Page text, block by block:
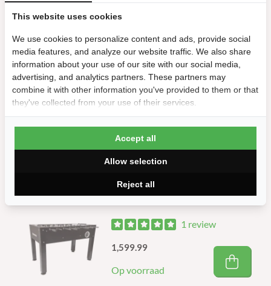
1,499.99
Voetbaltafel High TacTic
Dome (Geschikt voor
Cashless)
Op voorraad
1,799.99
Voetbaltafel King Pro NTVB
1 review
Op voorraad
1,599.99
This website uses cookies
We use cookies to personalize content and ads, provide social
media features, and analyze our website traffic. We also share
information about your use of our site with our social media,
advertising, and analytics partners. These partners may
combine it with other information you've provided to them or that
they've collected from your use of their services.
Reject all
Allow selection
Accept all